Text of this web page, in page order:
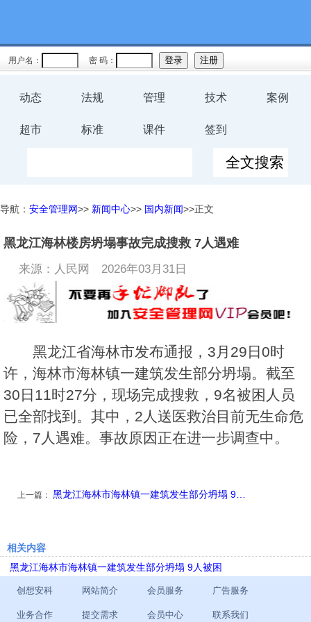
用户名： 密 码：
动态 法规 管理 技术 案例
超市 标准 课件 签到
导航： 安全管理网>> 新闻中心>> 国内新闻>>正文
黑龙江海林楼房坍塌事故完成搜救 7人遇难
来源：人民网 2026年03月31日
黑龙江省海林市发布通报，3月29日0时
许，海林市海林镇一建筑发生部分坍塌。截至
30日11时27分，现场完成搜救，9名被困人员
已全部找到。其中，2人送医救治目前无生命危
险，7人遇难。事故原因正在进一步调查中。
上一篇： 黑龙江海林市海林镇一建筑发生部分坍塌 9…
相关内容
黑龙江海林市海林镇一建筑发生部分坍塌 9人被困
创想安科 网站简介 会员服务 广告服务
业务合作 提交需求 会员中心 联系我们